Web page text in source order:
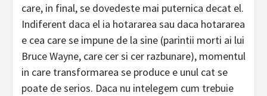
care, in final, se dovedeste mai puternica decat el.
Indiferent daca el ia hotararea sau daca hotararea
e cea care se impune de la sine (parintii morti ai lui
Bruce Wayne, care cer si cer razbunare), momentul
in care transformarea se produce e unul cat se
poate de serios. Daca nu intelegem cum trebuie